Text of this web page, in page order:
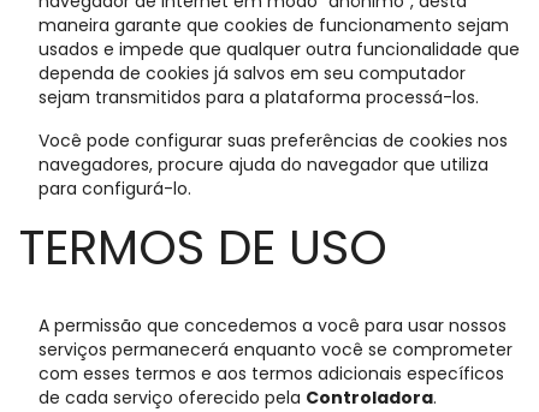
maneira garante que cookies de funcionamento sejam
usados e impede que qualquer outra funcionalidade que
dependa de cookies já salvos em seu computador
sejam transmitidos para a plataforma processá-los.
Você pode configurar suas preferências de cookies nos
navegadores, procure ajuda do navegador que utiliza
para configurá-lo.
TERMOS DE USO
A permissão que concedemos a você para usar nossos
serviços permanecerá enquanto você se comprometer
com esses termos e aos termos adicionais específicos
de cada serviço oferecido pela Controladora.